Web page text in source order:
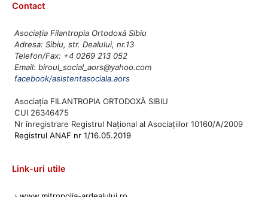
Contact
Asociația Filantropia Ortodoxă Sibiu
Adresa: Sibiu, str. Dealului, nr.13
Telefon/Fax: +4 0269 213 052
Email: biroul_social_aors@yahoo.com
facebook/asistentasociala.aors
Asociația FILANTROPIA ORTODOXĂ SIBIU
CUI 26346475
Nr înregistrare Registrul Național al Asociațiilor 10160/A/2009
Registrul ANAF nr 1/16.05.2019
Link-uri utile